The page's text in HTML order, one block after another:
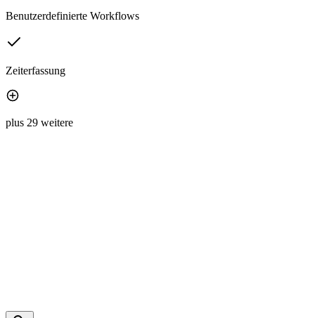
Benutzerdefinierte Workflows
Zeiterfassung
plus 29 weitere